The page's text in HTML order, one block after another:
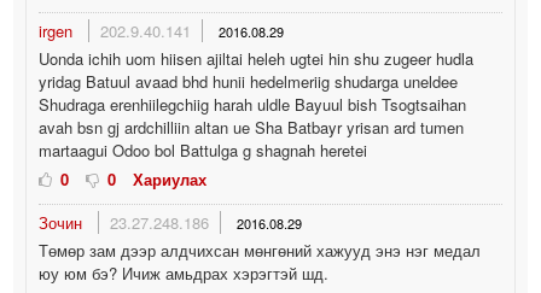
irgen
202.9.40.141 2016.08.29
Uonda ichih uom hiisen ajiltai heleh ugtei hin shu zugeer hudla
yridag Batuul avaad bhd hunii hedelmeriig shudarga uneldee
Shudraga erenhiilegchiig harah uldle Bayuul bish Tsogtsaihan
avah bsn gj ardchilliin altan ue Sha Batbayr yrisan ard tumen
martaagui Odoo bol Battulga g shagnah heretei
0
0
Хариулах
Зочин
23.27.248.186 2016.08.29
Төмөр зам дээр алдчихсан мөнгөний хажууд энэ нэг медал
юу юм бэ? Ичиж амьдрах хэрэгтэй шд.